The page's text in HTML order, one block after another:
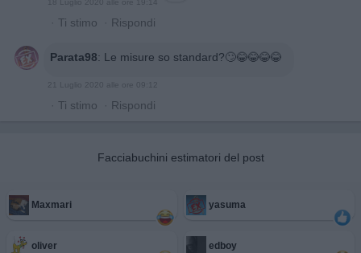
· Ti stimo · Rispondi
Parata98: Le misure so standard?🙄😂😂😂😂
· Ti stimo · Rispondi
Facciabuchini estimatori del post
Maxmari yasuma
oliver edboy